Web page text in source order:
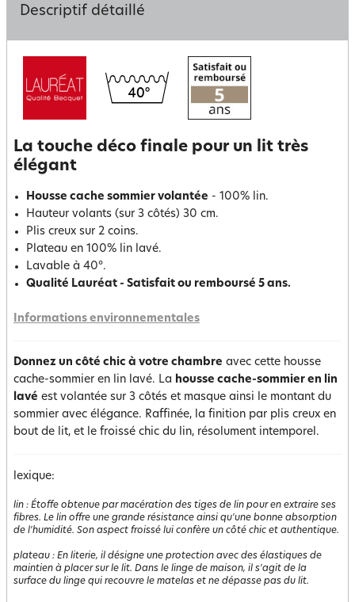
Descriptif détaillé
La touche déco finale pour un lit très
élégant
Housse cache sommier volantée - 100% lin.
Hauteur volants (sur 3 côtés) 30 cm.
Plis creux sur 2 coins.
Plateau en 100% lin lavé.
Lavable à 40°.
Qualité Lauréat - Satisfait ou remboursé 5 ans.
Informations environnementales
Donnez un côté chic à votre chambre avec cette housse
cache-sommier en lin lavé. La housse cache-sommier en lin
lavé est volantée sur 3 côtés et masque ainsi le montant du
sommier avec élégance. Raffinée, la finition par plis creux en
bout de lit, et le froissé chic du lin, résolument intemporel.
lexique:
lin : Étoffe obtenue par macération des tiges de lin pour en extraire ses
fibres. Le lin offre une grande résistance ainsi qu'une bonne absorption
de l'humidité. Son aspect froissé lui confère un côté chic et authentique.
plateau : En literie, il désigne une protection avec des élastiques de
maintien à placer sur le lit. Dans le linge de maison, il s'agit de la
surface du linge qui recouvre le matelas et ne dépasse pas du lit.